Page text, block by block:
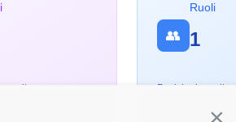
👥
Ruoli
1
Posizioni